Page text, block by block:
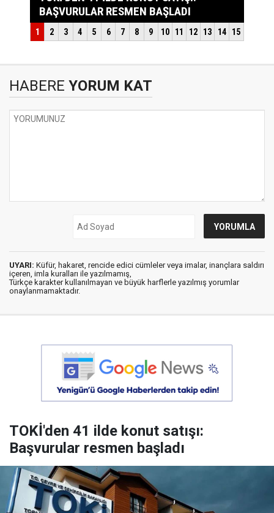
HABERE YORUM KAT
UYARI: Küfür, hakaret, rencide edici cümleler veya imalar, inançlara saldırı
içeren, imla kuralları ile yazılmamış,
Türkçe karakter kullanılmayan ve büyük harflerle yazılmış yorumlar
onaylanmamaktadır.
TOKİ'den 41 ilde konut satışı:
Başvurular resmen başladı